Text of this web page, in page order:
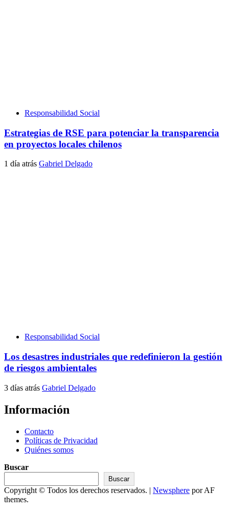
Responsabilidad Social
Estrategias de RSE para potenciar la transparencia
en proyectos locales chilenos
1 día atrás Gabriel Delgado
Responsabilidad Social
Los desastres industriales que redefinieron la gestión
de riesgos ambientales
3 días atrás Gabriel Delgado
Información
Contacto
Políticas de Privacidad
Quiénes somos
Buscar
Buscar
Copyright © Todos los derechos reservados. | Newsphere por AF
themes.